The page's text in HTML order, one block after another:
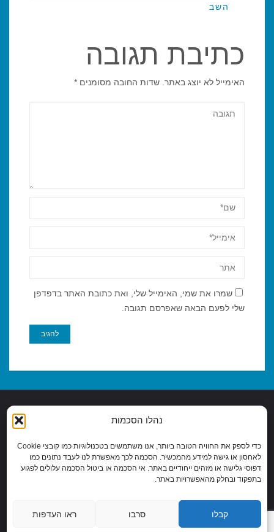
נהלו הסכמות
כדי לספק את החוויה הטובה ביותר, אנו משתמשים בטכנולוגיות כמו קובצי Cookie
לאחסון או גישה למידע מהמכשיר. הסכמה לכך מאפשרת לנו לעבד נתונים כמו
דפוסי גלישה או מזהים ייחודיים באתר. אי הסכמה או ביטול הסכמה עלולים לפגוע
בתפקוד ובחלק מהאפשרויות באתר.
קבלו סרבו ראו העדפות
השב
כתיבת תגובה
האימייל לא יוצג באתר. שדות החובה מסומנים*
שמרו את שמי, האימייל שלי, ואת כתובת האתר בדפדפן
שלי לפעם הבאה שאפרסם תגובה.
COOKIE POLICY (EU)
כל הזכויות שמורות לאיתי ברנר 2026
WordPress.